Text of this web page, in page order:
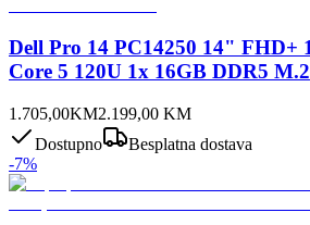
Dell Pro 14 PC14250 14" FHD+
Core 5 120U 1x 16GB DDR5 M.2
1.705,00KM2.199,00 KM
Dostupno
Besplatna dostava
-7%